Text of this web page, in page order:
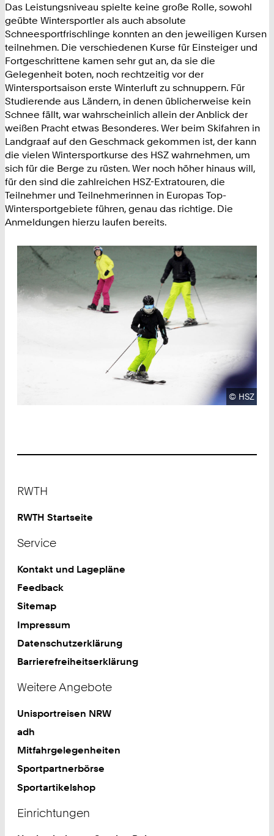
Das Leistungsniveau spielte keine große Rolle, sowohl
geübte Wintersportler als auch absolute
Schneesportfrischlinge konnten an den jeweiligen Kursen
teilnehmen. Die verschiedenen Kurse für Einsteiger und
Fortgeschrittene kamen sehr gut an, da sie die
Gelegenheit boten, noch rechtzeitig vor der
Wintersportsaison erste Winterluft zu schnuppern. Für
Studierende aus Ländern, in denen üblicherweise kein
Schnee fällt, war wahrscheinlich allein der Anblick der
weißen Pracht etwas Besonderes. Wer beim Skifahren in
Landgraaf auf den Geschmack gekommen ist, der kann
die vielen Wintersportkurse des HSZ wahrnehmen, um
sich für die Berge zu rüsten. Wer noch höher hinaus will,
für den sind die zahlreichen HSZ-Extratouren, die
Teilnehmer und Teilnehmerinnen in Europas Top-
Wintersportgebiete führen, genau das richtige. Die
Anmeldungen hierzu laufen bereits.
© HSZ
RWTH
RWTH Startseite
Service
Kontakt und Lagepläne
Feedback
Sitemap
Impressum
Datenschutzerklärung
Barrierefreiheitserklärung
Weitere Angebote
Unisportreisen NRW
adh
Mitfahrgelegenheiten
Sportpartnerbörse
Sportartikelshop
Einrichtungen